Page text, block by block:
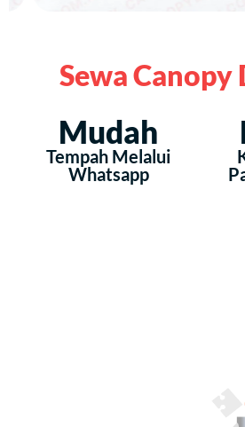
Sewa Canopy
Mudah
Tempah Melalui
Whatsapp